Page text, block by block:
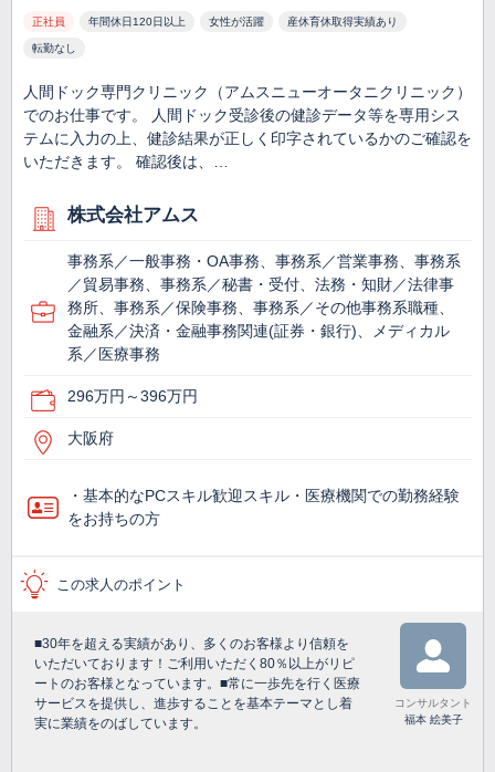
正社員 年間休日120日以上 女性が活躍 産休育休取得実績あり
転勤なし
人間ドック専門クリニック（アムスニューオータニクリニック）
でのお仕事です。 人間ドック受診後の健診データ等を専用シス
テムに入力の上、健診結果が正しく印字されているかのご確認を
いただきます。 確認後は、…
株式会社アムス
事務系／一般事務・OA事務、事務系／営業事務、事務系
／貿易事務、事務系／秘書・受付、法務・知財／法律事
務所、事務系／保険事務、事務系／その他事務系職種、
金融系／決済・金融事務関連(証券・銀行)、メディカル
系／医療事務
296万円～396万円
大阪府
・基本的なPCスキル歓迎スキル・医療機関での勤務経験
をお持ちの方
この求人のポイント
■30年を超える実績があり、多くのお客様より信頼を
いただいております！ご利用いただく80％以上がリピ
ートのお客様となっています。■常に一歩先を行く医療
サービスを提供し、進歩することを基本テーマとし着
実に業績をのばしています。
コンサルタント
福本 絵美子